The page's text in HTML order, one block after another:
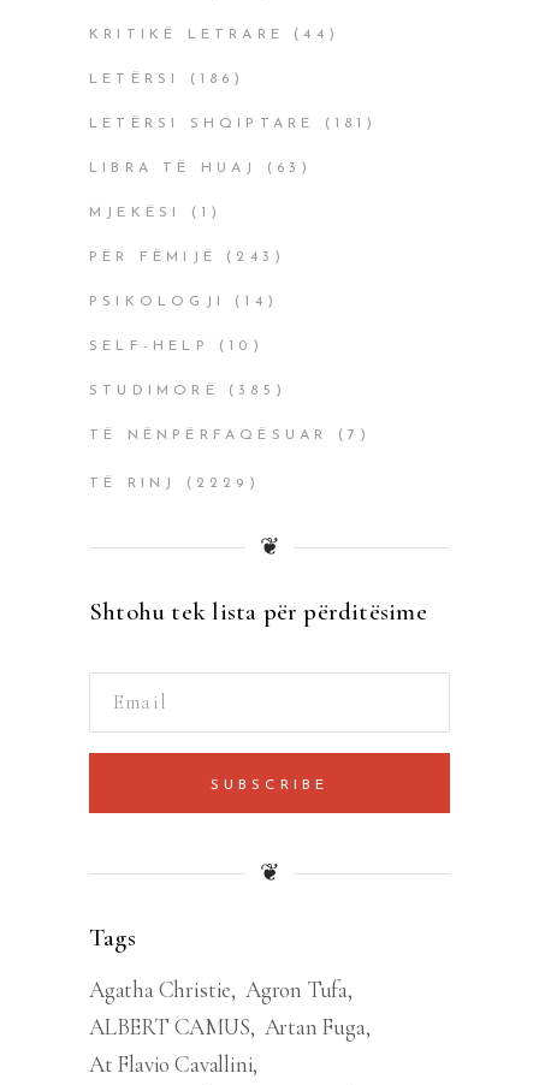
KRITIKË LETRARE (44)
LETËRSI (186)
LETËRSI SHQIPTARE (181)
LIBRA TË HUAJ (63)
MJEKËSI (1)
PËR FËMIJË (243)
PSIKOLOGJI (14)
SELF-HELP (10)
STUDIMORË (385)
TË NËNPËRFAQËSUAR (7)
TË RINJ (2229)
❦
Shtohu tek lista për përditësime
SUBSCRIBE
❦
Tags
Agatha Christie Agron Tufa
ALBERT CAMUS Artan Fuga
At Flavio Cavallini